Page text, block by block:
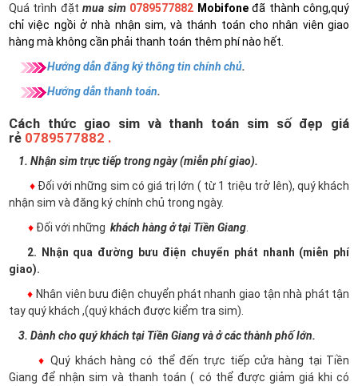
Quá trình đặtmua sim 0789577882 Mobifoneđã thành công,quý
chỉ việc ngồi ở nhà nhận sim, và thánh toán cho nhân viên giao
hàng mà không cần phải thanh toán thêm phí nào hết.
Hướng dẫn đăng ký thông tin chính chủ.
Hướng dẫn thanh toán.
Cách thức giao sim và thanh toán sim số đẹp giá
rẻ 0789577882 .
1. Nhận sim trực tiếp trong ngày (miễn phí giao).
♦ Đối với những sim có giá trị lớn ( từ 1 triệu trở lên), quý khách
nhận sim và đăng ký chính chủ trong ngày.
♦ Đối với những khách hàng ở tại Tiền Giang
2. Nhận qua đường bưu điện chuyển phát nhanh (miễn phí
giao).
♦ Nhân viên bưu điện chuyển phát nhanh giao tận nhà phát tận
tay quý khách ,(quý khách được kiểm tra sim).
3. Dành cho quý khách tại Tiền Giang và ở các thành phố lớn.
♦ Quý khách hàng có thể đến trực tiếp cửa hàng tại Tiền
Giang để nhận sim và thanh toán ( có thể được giảm giá khi có